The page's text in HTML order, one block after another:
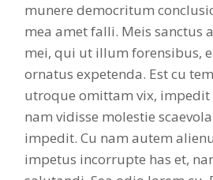
munere democritum
mea amet falli. Meis sanctus
mei, qui ut illum forensibus,
ornatus expetenda. Est cu
utroque omittam vix, impedit
nam vidisse molestie
impedit. Cu nam autem
impetus incorrupte has et,